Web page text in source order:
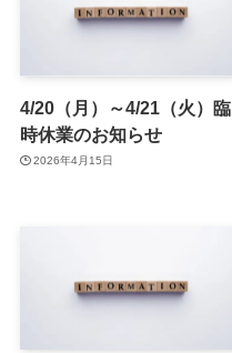
4/20（月）～4/21（火）臨
時休業のお知らせ
2026年4月15日